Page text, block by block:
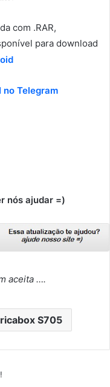
com .RAR,
para download
Telegram
nós ajudar =)
aceita ….
S705